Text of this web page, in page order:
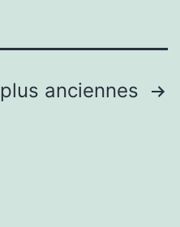
plus anciennes